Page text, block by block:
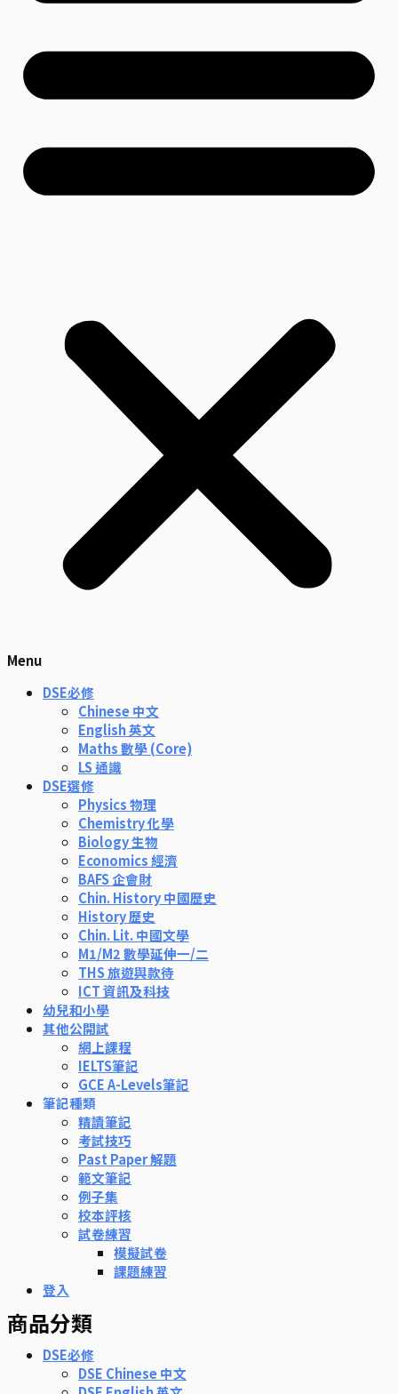
Menu
DSE必修
Chinese 中文
English 英文
Maths 數學 (Core)
LS 通識
DSE選修
Physics 物理
Chemistry 化學
Biology 生物
Economics 經濟
BAFS 企會財
Chin. History 中國歷史
History 歷史
Chin. Lit. 中國文學
M1/M2 數學延伸一/二
THS 旅遊與款待
ICT 資訊及科技
幼兒和小學
其他公開試
網上課程
IELTS筆記
GCE A-Levels筆記
筆記種類
精讀筆記
考試技巧
Past Paper 解題
範文筆記
例子集
校本評核
試卷練習
模擬試卷
課題練習
登入
商品分類
DSE必修
DSE Chinese 中文